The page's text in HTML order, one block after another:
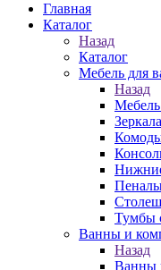
Главная
Каталог
Назад
Каталог
Мебель для
Назад
Тумбы
Ванны и
Назад
Ванны